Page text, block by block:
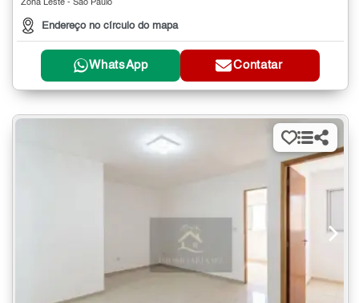
Zona Leste - São Paulo
Endereço no círculo do mapa
WhatsApp Contatar